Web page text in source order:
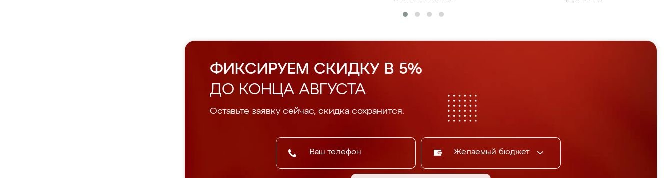
ФИКСИРУЕМ СКИДКУ В 5%
ДО КОНЦА АВГУСТА
Оставьте заявку сейчас, скидка сохранится.
Желаемый бюджет